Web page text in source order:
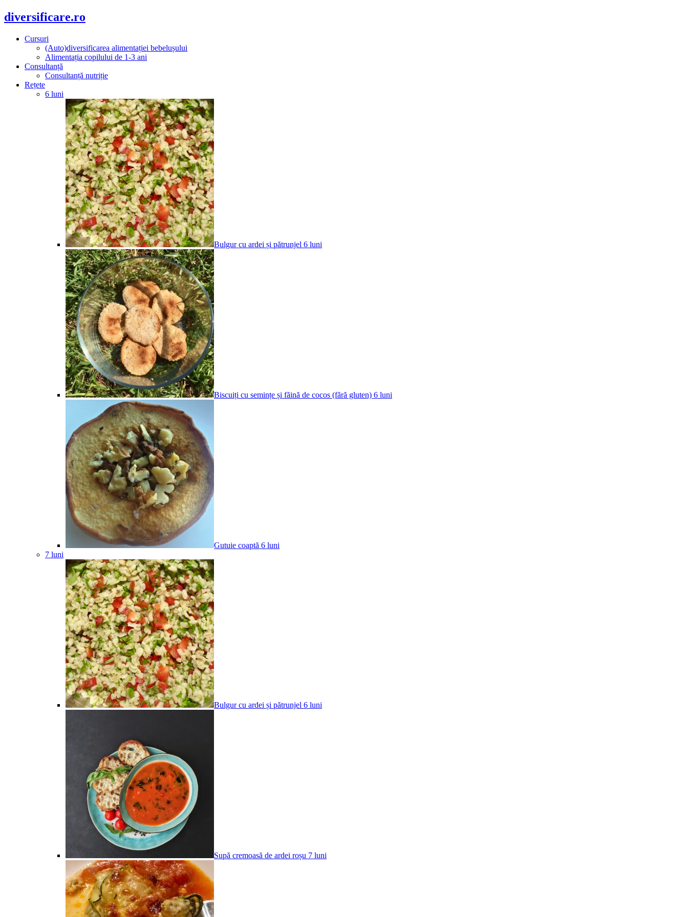
diversificare.ro
Cursuri
(Auto)diversificarea alimentației bebelușului
Alimentația copilului de 1-3 ani
Consultanță
Consultanță nutriție
Rețete
6 luni
Bulgur cu ardei și pătrunjel 6 luni
Biscuiți cu semințe și făină de cocos (fără gluten) 6 luni
Gutuie coaptă 6 luni
7 luni
Bulgur cu ardei și pătrunjel 6 luni
Supă cremoasă de ardei roșu 7 luni